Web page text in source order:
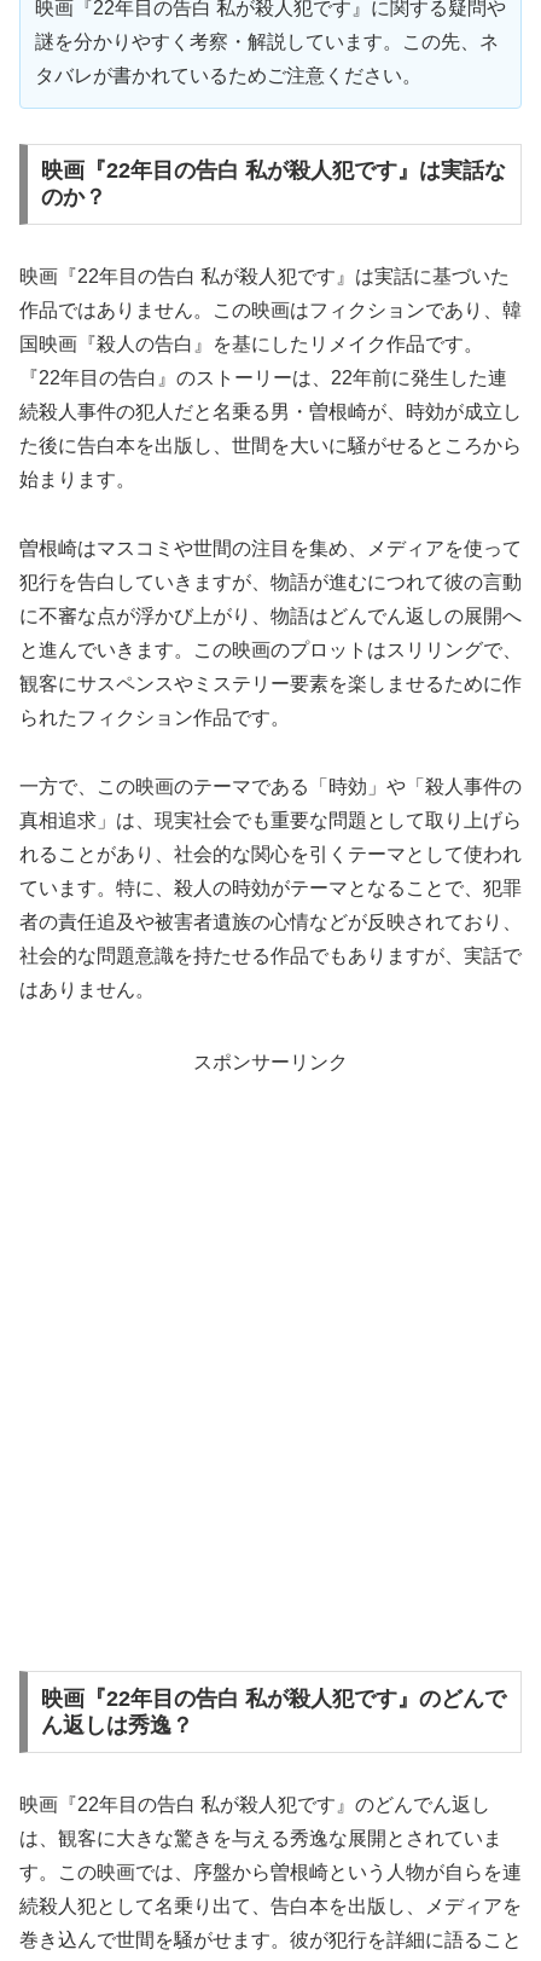
映画『22年目の告白 私が殺人犯です』に関する疑問や
謎を分かりやすく考察・解説しています。この先、ネ
タバレが書かれているためご注意ください。
映画『22年目の告白 私が殺人犯です』は実話な
のか？
映画『22年目の告白 私が殺人犯です』は実話に基づいた
作品ではありません。この映画はフィクションであり、韓
国映画『殺人の告白』を基にしたリメイク作品です。
『22年目の告白』のストーリーは、22年前に発生した連
続殺人事件の犯人だと名乗る男・曽根崎が、時効が成立し
た後に告白本を出版し、世間を大いに騒がせるところから
始まります。
曽根崎はマスコミや世間の注目を集め、メディアを使って
犯行を告白していきますが、物語が進むにつれて彼の言動
に不審な点が浮かび上がり、物語はどんでん返しの展開へ
と進んでいきます。この映画のプロットはスリリングで、
観客にサスペンスやミステリー要素を楽しませるために作
られたフィクション作品です。
一方で、この映画のテーマである「時効」や「殺人事件の
真相追求」は、現実社会でも重要な問題として取り上げら
れることがあり、社会的な関心を引くテーマとして使われ
ています。特に、殺人の時効がテーマとなることで、犯罪
者の責任追及や被害者遺族の心情などが反映されており、
社会的な問題意識を持たせる作品でもありますが、実話で
はありません。
スポンサーリンク
映画『22年目の告白 私が殺人犯です』のどんで
ん返しは秀逸？
映画『22年目の告白 私が殺人犯です』のどんでん返し
は、観客に大きな驚きを与える秀逸な展開とされていま
す。この映画では、序盤から曽根崎という人物が自らを連
続殺人犯として名乗り出て、告白本を出版し、メディアを
巻き込んで世間を騒がせます。彼が犯行を詳細に語ること